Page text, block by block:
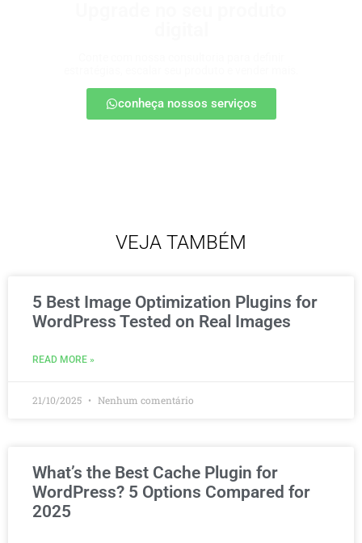
conheça nossos serviços
VEJA TAMBÉM
5 Best Image Optimization Plugins for
WordPress Tested on Real Images
READ MORE »
21/10/2025 Nenhum comentário
What’s the Best Cache Plugin for
WordPress? 5 Options Compared for
2025